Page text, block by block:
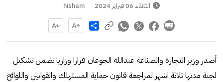
الثلاثاء 06 فبراير 2024 hisham
Share
أصدر وزير التجارة والصناعة عبدالله الجوعان قرارا وزاريا تضمن تشكيل
لجنة مدتها ثلاثة اشهر لمراجعة قانون حماية المستهلك والقوانين واللوائح